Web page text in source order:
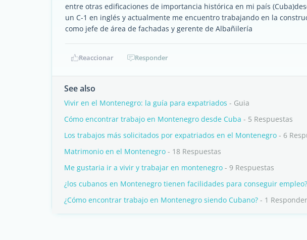
entre otras edificaciones de importancia histórica en mi país
un C-1 en inglés y actualmente me encuentro trabajando en la
como jefe de área de fachadas y gerente de Albañilería
Reaccionar Responder
See also
Vivir en el Montenegro: la guía para expatriados - Guia
Cómo encontrar trabajo en Montenegro desde Cuba - 5 Respuestas
Los trabajos más solicitados por expatriados en el Montenegro - 6
Matrimonio en el Montenegro - 18 Respuestas
Me gustaria ir a vivir y trabajar en montenegro - 9 Respuestas
¿los cubanos en Montenegro tienen facilidades para conseguir empleo?
¿Cómo encontrar trabajo en Montenegro siendo Cubano? - 1 Responder